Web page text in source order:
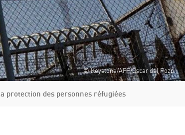
© Keystone/AFP/Oscar del Pozo
protection des personnes réfugiées